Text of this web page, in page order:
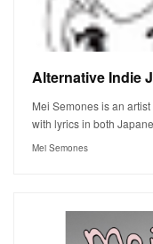
Alternative Indie
Mei Semones is an
with lyrics in both
Mei Semones